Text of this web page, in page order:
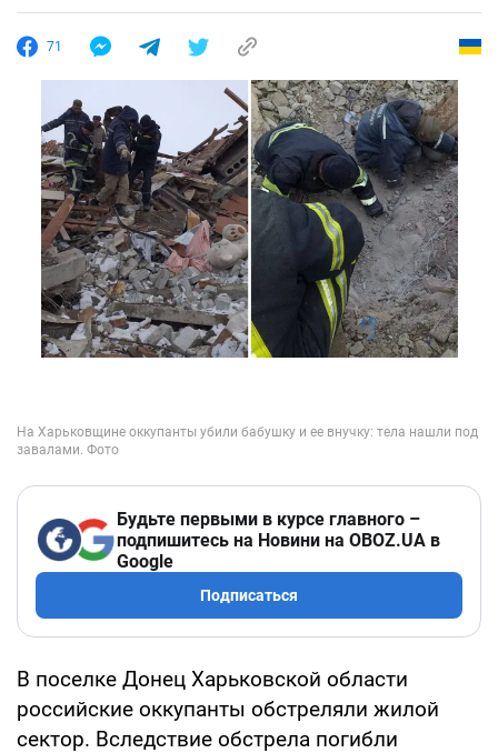
71
Будьте первыми в курсе главного –
подпишитесь на Новини на OBOZ.UA в
Google
Подписаться
В поселке Донец Харьковской области
российские оккупанты обстреляли жилой
сектор. Вследствие обстрела погибли